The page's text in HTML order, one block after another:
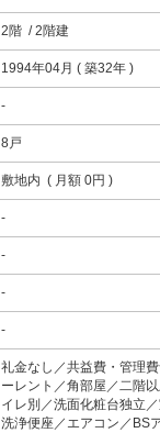
2階 / 2階建
1994年04月 ( 築32年 )
-
8戸
敷地内 ( 月額 0円 )
-
-
-
-
礼金なし／共益費・管理
ーレント／角部屋／二階
イレ別／洗面化粧台独立
洗浄便座／エアコン／BS